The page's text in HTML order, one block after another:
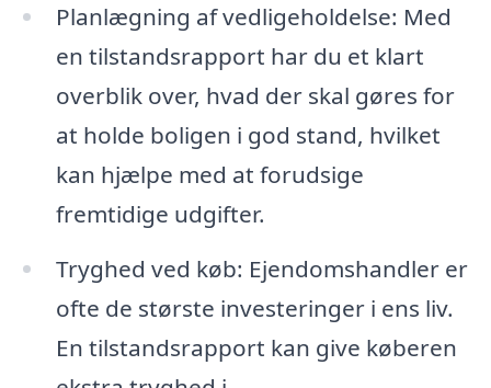
Planlægning af vedligeholdelse: Med
en tilstandsrapport har du et klart
overblik over, hvad der skal gøres for
at holde boligen i god stand, hvilket
kan hjælpe med at forudsige
fremtidige udgifter.
Tryghed ved køb: Ejendomshandler er
ofte de største investeringer i ens liv.
En tilstandsrapport kan give køberen